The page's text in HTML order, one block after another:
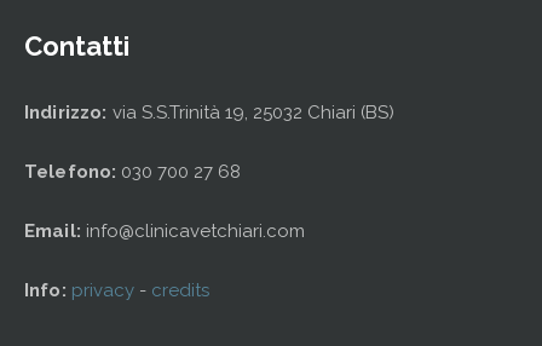
Contatti
Indirizzo: via S.S.Trinità 19, 25032 Chiari (BS)
Telefono: 030 700 27 68
Email: info@clinicavetchiari.com
Info: privacy - credits